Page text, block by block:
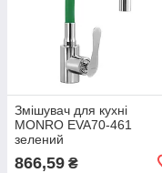
Змішувач для кухні
MONRO EVA70-461
зелений
866,59 ₴